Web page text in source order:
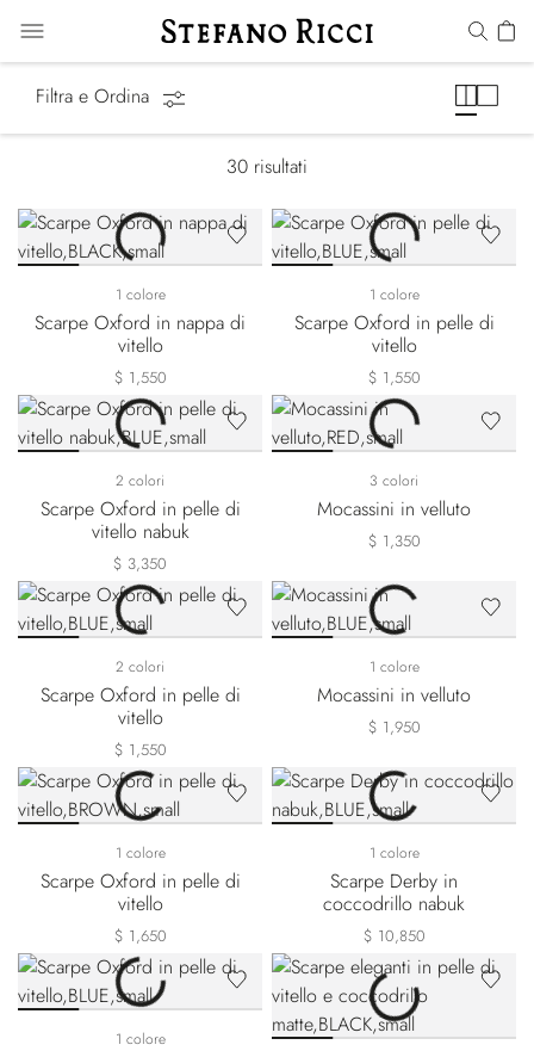
Filtra e Ordina
30 risultati
1 colore
Scarpe Oxford in nappa di
vitello
$ 1,550
1 colore
Scarpe Oxford in pelle di
vitello
$ 1,550
2 colori
Scarpe Oxford in pelle di
vitello nabuk
$ 3,350
3 colori
Mocassini in velluto
$ 1,350
2 colori
Scarpe Oxford in pelle di
vitello
$ 1,550
1 colore
Mocassini in velluto
$ 1,950
1 colore
Scarpe Oxford in pelle di
vitello
$ 1,650
1 colore
Scarpe Derby in
coccodrillo nabuk
$ 10,850
1 colore